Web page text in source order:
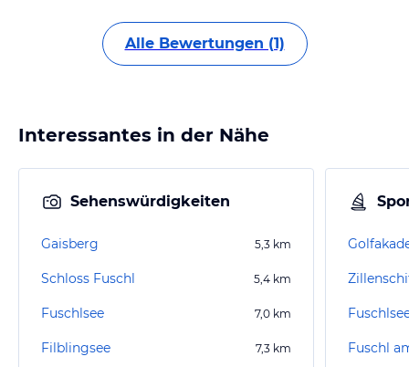
Alle Bewertungen (1)
Interessantes in der Nähe
Sehenswürdigkeiten
Gaisberg 5,3 km
Schloss Fuschl 5,4 km
Fuschlsee 7,0 km
Filblingsee 7,3 km Fuschl